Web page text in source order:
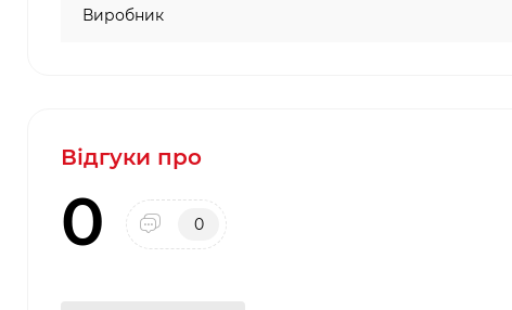
Виробник
Відгуки про
0 0